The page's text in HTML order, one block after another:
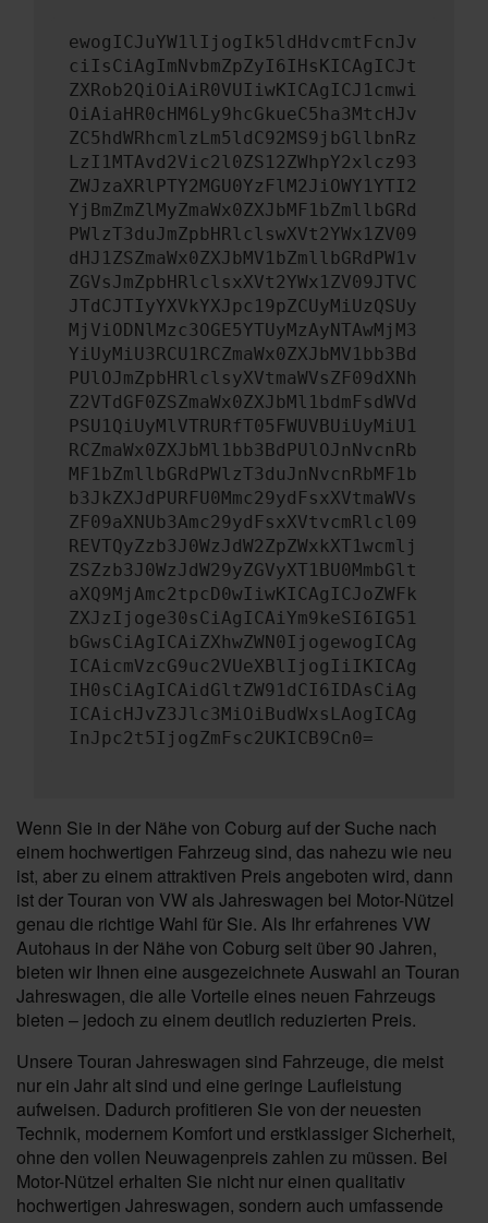
ewogICJuYW1lIjogIk5ldHdvcmtFcnJv
ciIsCiAgImNvbmZpZyI6IHsKICAgICJt
ZXRob2QiOiAiR0VUIiwKICAgICJ1cmwi
OiAiaHR0cHM6Ly9hcGkueC5ha3MtcHJv
ZC5hdWRhcmlzLm5ldC92MS9jbGllbnRz
LzI1MTAvd2Vic2l0ZS12ZWhpY2xlcz93
ZWJzaXRlPTY2MGU0YzFlM2JiOWY1YTI2
YjBmZmZlMyZmaWx0ZXJbMF1bZmllbGRd
PWlzT3duJmZpbHRlclswXVt2YWx1ZV09
dHJ1ZSZmaWx0ZXJbMV1bZmllbGRdPW1v
ZGVsJmZpbHRlclsxXVt2YWx1ZV09JTVC
JTdCJTIyYXVkYXJpc19pZCUyMiUzQSUy
MjViODNlMzc3OGE5YTUyMzAyNTAwMjM3
YiUyMiU3RCU1RCZmaWx0ZXJbMV1bb3Bd
PUlOJmZpbHRlclsyXVtmaWVsZF09dXNh
Z2VTdGF0ZSZmaWx0ZXJbMl1bdmFsdWVd
PSU1QiUyMlVTRURfT05FWUVBUiUyMiU1
RCZmaWx0ZXJbMl1bb3BdPUlOJnNvcnRb
MF1bZmllbGRdPWlzT3duJnNvcnRbMF1b
b3JkZXJdPURFU0Mmc29ydFsxXVtmaWVs
ZF09aXNUb3Amc29ydFsxXVtvcmRlcl09
REVTQyZzb3J0WzJdW2ZpZWxkXT1wcmlj
ZSZzb3J0WzJdW29yZGVyXT1BU0MmbGlt
aXQ9MjAmc2tpcD0wIiwKICAgICJoZWFk
ZXJzIjoge30sCiAgICAiYm9keSI6IG51
bGwsCiAgICAiZXhwZWN0IjogewogICAg
ICAicmVzcG9uc2VUeXBlIjogIiIKICAg
IH0sCiAgICAidGltZW91dCI6IDAsCiAg
ICAicHJvZ3Jlc3MiOiBudWxsLAogICAg
InJpc2t5IjogZmFsc2UKICB9Cn0=
Wenn Sie in der Nähe von Coburg auf der Suche nach
einem hochwertigen Fahrzeug sind, das nahezu wie neu
ist, aber zu einem attraktiven Preis angeboten wird, dann
ist der Touran von VW als Jahreswagen bei Motor-Nützel
genau die richtige Wahl für Sie. Als Ihr erfahrenes VW
Autohaus in der Nähe von Coburg seit über 90 Jahren,
bieten wir Ihnen eine ausgezeichnete Auswahl an Touran
Jahreswagen, die alle Vorteile eines neuen Fahrzeugs
bieten – jedoch zu einem deutlich reduzierten Preis.
Unsere Touran Jahreswagen sind Fahrzeuge, die meist
nur ein Jahr alt sind und eine geringe Laufleistung
aufweisen. Dadurch profitieren Sie von der neuesten
Technik, modernem Komfort und erstklassiger Sicherheit,
ohne den vollen Neuwagenpreis zahlen zu müssen. Bei
Motor-Nützel erhalten Sie nicht nur einen qualitativ
hochwertigen Jahreswagen, sondern auch umfassende